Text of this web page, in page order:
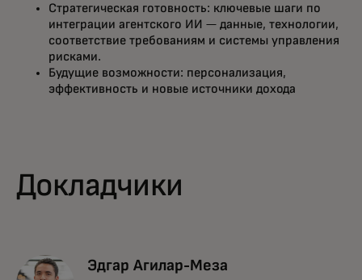
Стратегическая готовность: ключевые шаги по
интеграции агентского ИИ — данные, технологии,
соответствие требованиям и системы управления
рисками.
Будущие возможности: персонализация,
эффективность и новые источники дохода
Докладчики
Эдгар Агилар-Меза